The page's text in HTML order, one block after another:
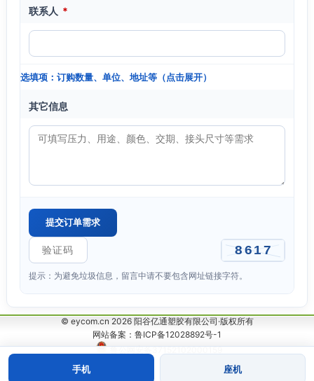
联系人 *
选填项：订购数量、单位、地址等（点击展开）
其它信息
提示：为避免垃圾信息，留言中请不要包含网址链接字符。
手机 座机
© eycom.cn 2026 阳谷亿通塑胶有限公司·版权所有
网站备案：鲁ICP备12028892号-1
鲁公网安备37152102000159